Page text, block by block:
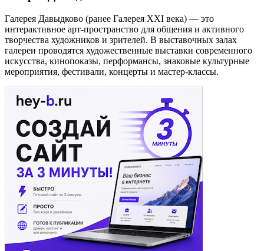
Галерея Давыдково (ранее Галерея XXI века) — это
интерактивное арт-пространство для общения и активного
творчества художников и зрителей. В выставочных залах
галереи проводятся художественные выставки современного
искусства, кинопоказы, перформансы, знаковые культурные
мероприятия, фестивали, концерты и мастер-классы.